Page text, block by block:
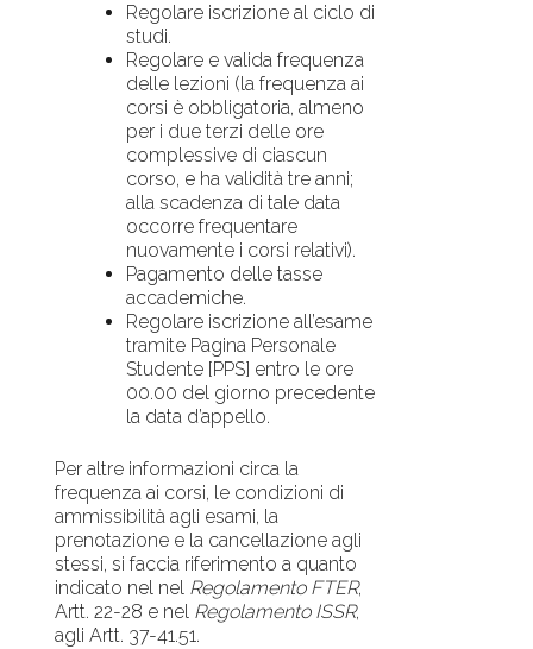
Regolare iscrizione al ciclo di
studi.
Regolare e valida frequenza
delle lezioni (la frequenza ai
corsi è obbligatoria, almeno
per i due terzi delle ore
complessive di ciascun
corso, e ha validità tre anni;
alla scadenza di tale data
occorre frequentare
nuovamente i corsi relativi).
Pagamento delle tasse
accademiche.
Regolare iscrizione all’esame
tramite Pagina Personale
Studente [PPS] entro le ore
00.00 del giorno precedente
la data d’appello.
Per altre informazioni circa la
frequenza ai corsi, le condizioni di
ammissibilità agli esami, la
prenotazione e la cancellazione agli
stessi, si faccia riferimento a quanto
indicato nel nel Regolamento FTER,
Artt. 22-28 e nel Regolamento ISSR,
agli Artt. 37-41.51.